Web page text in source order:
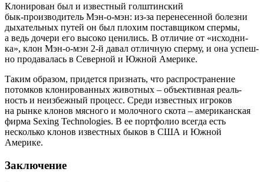
Кло­ни­ро­ван был и извест­ный гол­ш­тин­ский
бык‑производитель Мэн‑о‑мэн: из‑за пере­не­сен­ной болез­ни
дыха­тель­ных путей он был пло­хим постав­щи­ком спер­мы,
а ведь доче­ри его высо­ко цени­лись. В отли­чие от «исход­ни­
ка», клон Мэн‑о‑мэн 2‑й давал отлич­ную спер­му, и она успеш­
но про­да­ва­лась в Север­ной и Южной Америке.
Таким обра­зом, при­дет­ся при­знать, что рас­про­стра­не­ние
потом­ков кло­ни­ро­ван­ных живот­ных – объ­ек­тив­ная реаль­
ность и неиз­беж­ный про­цесс. Сре­ди извест­ных игро­ков
на рын­ке кло­нов мяс­но­го и молоч­но­го ско­та – аме­ри­кан­ская
фир­ма Sexing Technologies. В ее порт­фо­лио все­гда есть
несколь­ко кло­нов извест­ных быков в США и Южной
Америке.
Заключение